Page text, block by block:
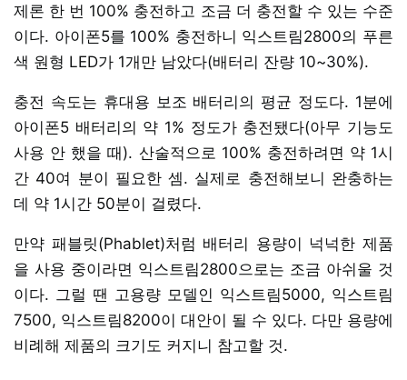
제론 한 번 100% 충전하고 조금 더 충전할 수 있는 수준
이다. 아이폰5를 100% 충전하니 익스트림2800의 푸른
색 원형 LED가 1개만 남았다(배터리 잔량 10~30%).
충전 속도는 휴대용 보조 배터리의 평균 정도다. 1분에
아이폰5 배터리의 약 1% 정도가 충전됐다(아무 기능도
사용 안 했을 때). 산술적으로 100% 충전하려면 약 1시
간 40여 분이 필요한 셈. 실제로 충전해보니 완충하는
데 약 1시간 50분이 걸렸다.
만약 패블릿(Phablet)처럼 배터리 용량이 넉넉한 제품
을 사용 중이라면 익스트림2800으로는 조금 아쉬울 것
이다. 그럴 땐 고용량 모델인 익스트림5000, 익스트림
7500, 익스트림8200이 대안이 될 수 있다. 다만 용량에
비례해 제품의 크기도 커지니 참고할 것.